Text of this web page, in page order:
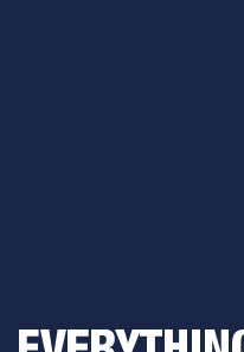
Everything